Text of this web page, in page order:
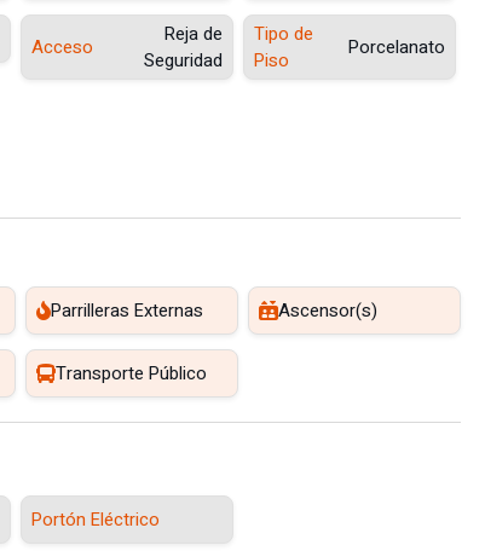
Acceso
Reja de
Seguridad
Tipo de
Piso
Porcelanato
Parrilleras Externas Ascensor(s)
Transporte Público
Portón Eléctrico